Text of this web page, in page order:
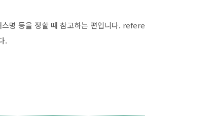
명 등을 정할 때 참고하는 편입니다. refere
.